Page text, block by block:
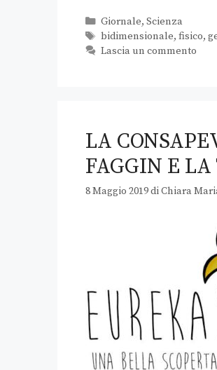
Giornale, Scienza
bidimensionale, fisico,
Lascia un commento
LA
FAGGIN E
8 Maggio 2019diChiara